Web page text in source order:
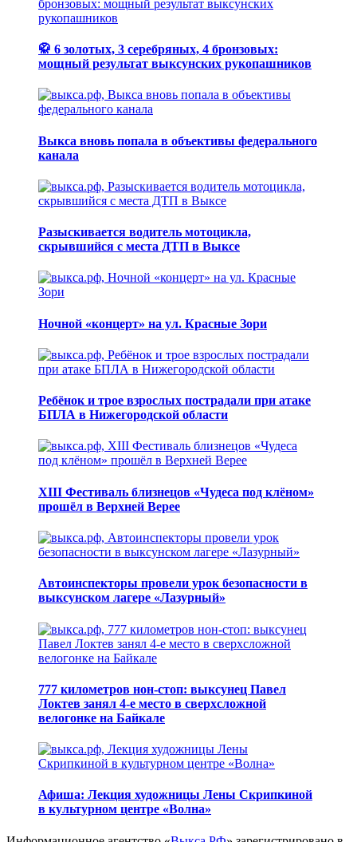
🥋 6 золотых, 3 серебряных, 4 бронзовых:
мощный результат выксунских рукопашников
Выкса вновь попала в объективы федерального
канала
Разыскивается водитель мотоцикла,
скрывшийся с места ДТП в Выксе
Ночной «концерт» на ул. Красные Зори
Ребёнок и трое взрослых пострадали при атаке
БПЛА в Нижегородской области
XIII Фестиваль близнецов «Чудеса под клёном»
прошёл в Верхней Верее
Автоинспекторы провели урок безопасности в
выксунском лагере «Лазурный»
777 километров нон-стоп: выксунец Павел
Локтев занял 4-е место в сверхсложной
велогонке на Байкале
Афиша: Лекция художницы Лены Скрипкиной
в культурном центре «Волна»